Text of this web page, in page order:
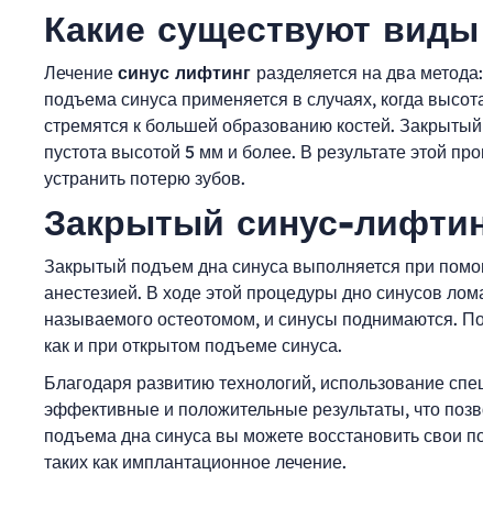
Какие существуют
Лечение синус лифтинг разделяется на два
подъема синуса применяется в случаях, когда
стремятся к большей образованию костей.
пустота высотой 5 мм и более. В результате этой
устранить потерю зубов.
Закрытый синус-
Закрытый подъем дна синуса выполняется при
анестезией. В ходе этой процедуры дно синусов
называемого остеотомом, и синусы поднимаются.
как и при открытом подъеме синуса.
Благодаря развитию технологий, использование
эффективные и положительные результаты, что
подъема дна синуса вы можете восстановить свои
таких как имплантационное лечение.